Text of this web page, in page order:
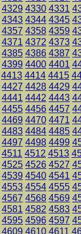
4329 4330 4331
4343 4344 4345
4357 4358 4359
4371 4372 4373
4385 4386 4387
4399 4400 4401
4413 4414 4415
4427 4428 4429
4441 4442 4443
4455 4456 4457
4469 4470 4471
4483 4484 4485
4497 4498 4499
4511 4512 4513
4525 4526 4527
4539 4540 4541
4553 4554 4555
4567 4568 4569
4581 4582 4583
4595 4596 4597
4609 4610 4611